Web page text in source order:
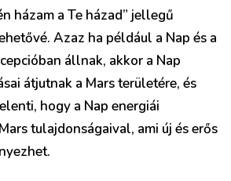
házam a Te házad” jellegű
Azaz ha például a Nap és a
állnak, akkor a Nap
átjutnak a Mars területére, és
hogy a Nap energiái
tulajdonságaival, ami új és erős